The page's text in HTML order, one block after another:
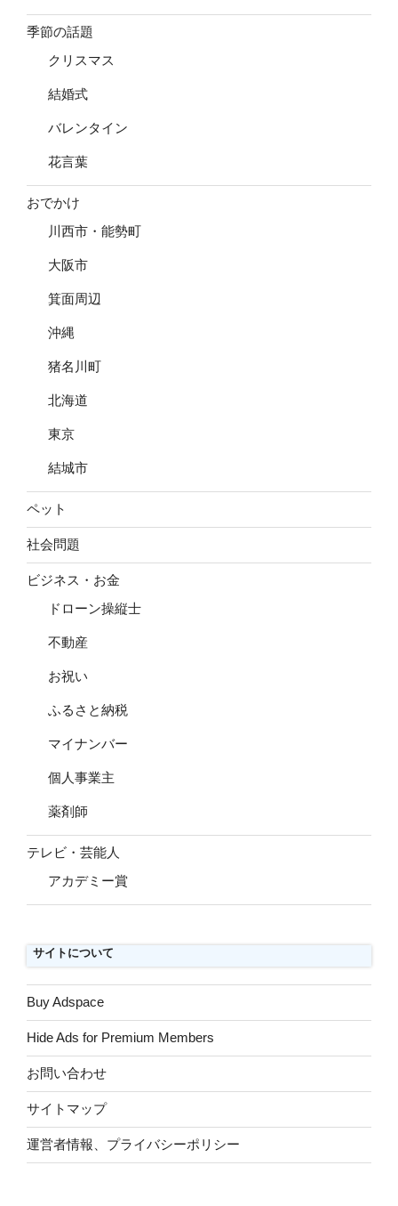
季節の話題
クリスマス
結婚式
バレンタイン
花言葉
おでかけ
川西市・能勢町
大阪市
箕面周辺
沖縄
猪名川町
北海道
東京
結城市
ペット
社会問題
ビジネス・お金
ドローン操縦士
不動産
お祝い
ふるさと納税
マイナンバー
個人事業主
薬剤師
テレビ・芸能人
アカデミー賞
サイトについて
Buy Adspace
Hide Ads for Premium Members
お問い合わせ
サイトマップ
運営者情報、プライバシーポリシー